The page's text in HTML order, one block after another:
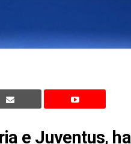
e Juventus,